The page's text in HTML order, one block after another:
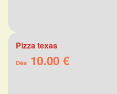
Pizza texas
Dès 10.00 €